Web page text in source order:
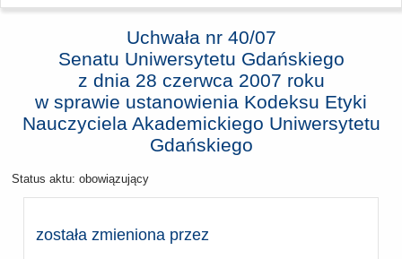
Uchwała nr 40/07
Senatu Uniwersytetu Gdańskiego
z dnia 28 czerwca 2007 roku
w sprawie ustanowienia Kodeksu Etyki
Nauczyciela Akademickiego Uniwersytetu
Gdańskiego
Status aktu: obowiązujący
została zmieniona przez